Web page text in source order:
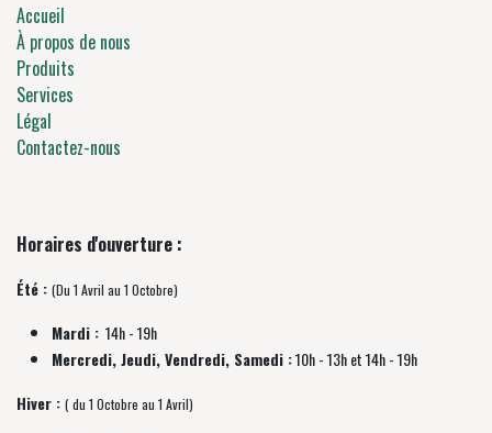
Accueil
À propos de nous
Produits
Services
Légal
Contactez-nous
Horaires d'ouverture :
Été : (Du 1 Avril au 1 Octobre)
Mardi : 14h - 19h
Mercredi, Jeudi, Vendredi, Samedi :10h - 13h et 14h - 19h
Hiver : ( du 1 Octobre au 1 Avril)